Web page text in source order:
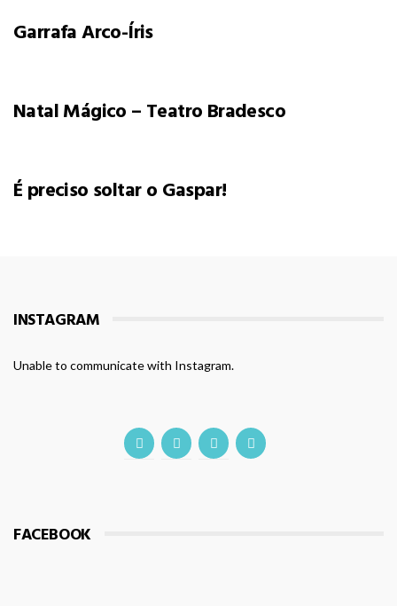
Garrafa Arco-Íris
Natal Mágico – Teatro Bradesco
É preciso soltar o Gaspar!
INSTAGRAM
Unable to communicate with Instagram.
FACEBOOK